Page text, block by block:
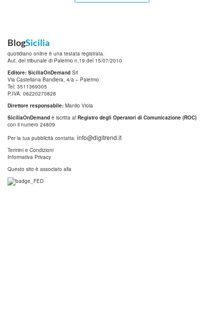
BlogSicilia
quotidiano online è una testata registrata.
Aut. del tribunale di Palermo n.19 del 15/07/2010
Editore: SiciliaOnDemand Srl
Via Castellana Bandiera, 4/a – Palermo
Tel: 3511369305
P.IVA: 06220270828
Direttore responsabile: Manlio Viola
SiciliaOnDemand è iscritta al Registro degli Operatori di Comunicazione (ROC)
con il numero 24809
Per la tua pubblicità contatta: info@digitrend.it
Termini e Condizioni
Informativa Privacy
Questo sito è associato alla